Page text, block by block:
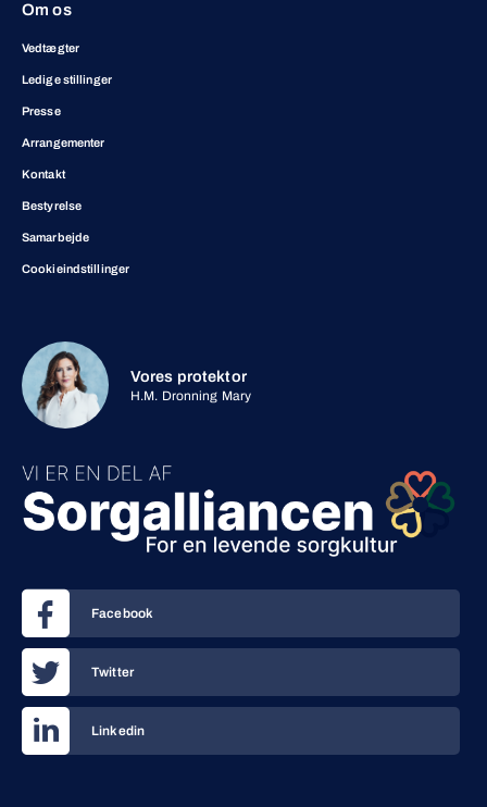
Om os
Vedtægter
Ledige stillinger
Presse
Arrangementer
Kontakt
Bestyrelse
Samarbejde
Cookieindstillinger
Vores protektor
H.M. Dronning Mary
Facebook
Twitter
Linkedin